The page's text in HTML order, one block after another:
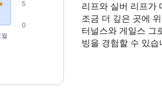
리프와 실버 리프가
조금 더 깊은 곳에
터널스와 게일스 그
빙을 경험할 수 있습